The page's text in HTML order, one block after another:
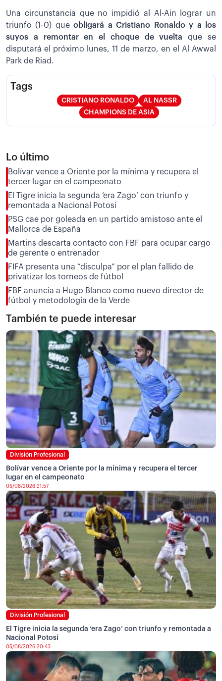
Una circunstancia que no impidió al Al-Ain lograr un
triunfo (1-0) queobligará a Cristiano Ronaldo y a los
suyos a remontar en el choque de vuelta que se
disputará el próximo lunes, 11 de marzo, en el Al Awwal
Park de Riad.
Tags
CRISTIANO RONALDO
AL NASSR
CHAMPIONS DE ASIA
Lo último
Bolívar vence a Oriente por la mínima y recupera el
tercer lugar en el campeonato
El Tigre inicia la segunda ‘era Zago’ con triunfo y
remontada a Nacional Potosí
PSG cae por goleada en un partido amistoso ante el
Mallorca de España
Martins descarta contacto con FBF para ocupar cargo
de gerente o entrenador
FIFA presenta una “disculpa” por el plan fallido de
privatizar los torneos de fútbol
FBF anuncia a Hugo Blanco como nuevo director de
fútbol y metodología de la Verde
También te puede interesar
División Profesional
Bolívar vence a Oriente por la mínima y recupera el tercer
lugar en el campeonato
05/08/2026 21:57
División Profesional
El Tigre inicia la segunda ‘era Zago’ con triunfo y remontada a
Nacional Potosí
05/08/2026 20:43